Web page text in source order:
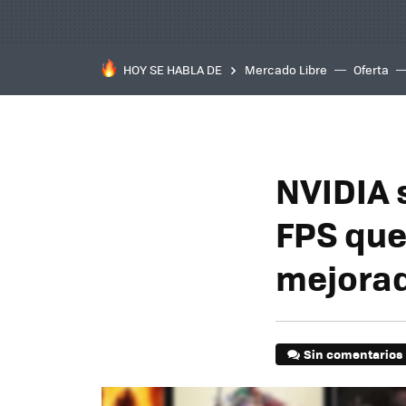
HOY SE HABLA DE Mercado Libre Oferta
FPS
Sin comentarios